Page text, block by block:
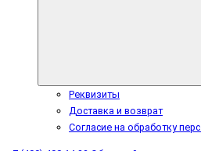
Реквизиты
Доставка и возврат
Согласие на обработку